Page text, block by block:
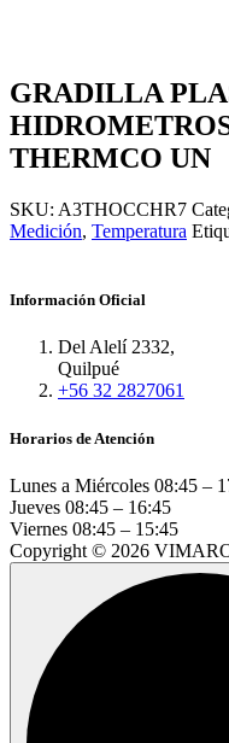
GRADILLA
THERMCO UN
SKU: A3THOCCHR7
Medición, Temperatura
Información Oficial
Del Alelí 2332,
Quilpué
+56 32 2827061
Horarios de Atención
Lunes a Miércoles 08:45 –
Jueves 08:45 – 16:45
Viernes 08:45 – 15:45
Copyright © 2026